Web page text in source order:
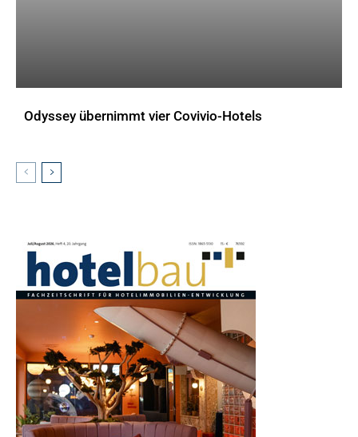
Odyssey übernimmt vier Covivio-Hotels